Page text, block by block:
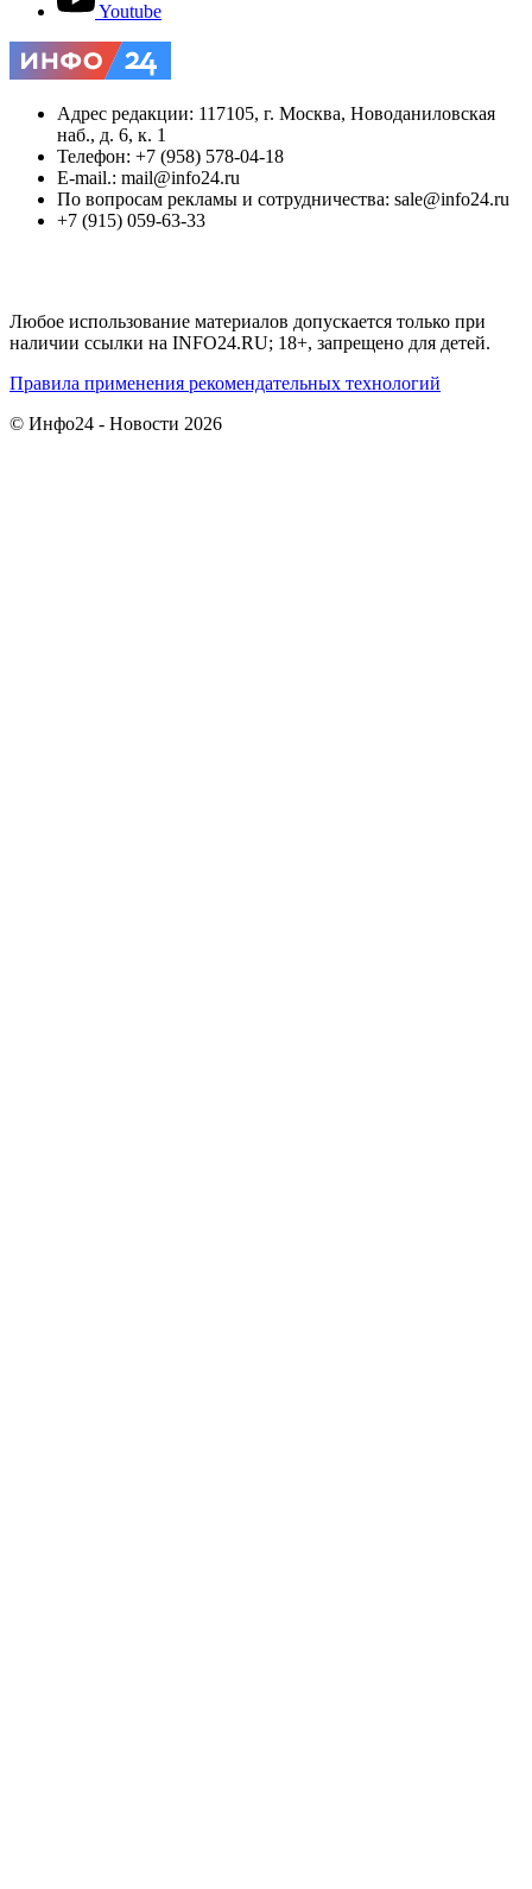
Youtube
Адрес редакции: 117105, г. Москва, Новоданиловская
наб., д. 6, к. 1
Телефон: +7 (958) 578-04-18
E-mail.: mail@info24.ru
По вопросам рекламы и сотрудничества: sale@info24.ru
+7 (915) 059-63-33
Любое использование материалов допускается только при
наличии ссылки на INFO24.RU; 18+, запрещено для детей.
Правила применения рекомендательных технологий
© Инфо24 - Новости 2026